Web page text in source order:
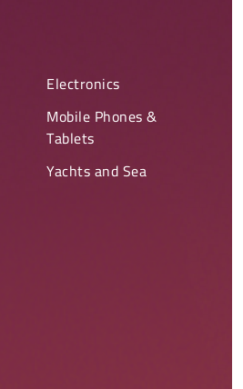
Electronics
Mobile Phones &
Tablets
Yachts and Sea